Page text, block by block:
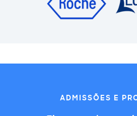
ADMISSÕES E